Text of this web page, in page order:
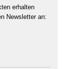
erhalten
Newsletter an: